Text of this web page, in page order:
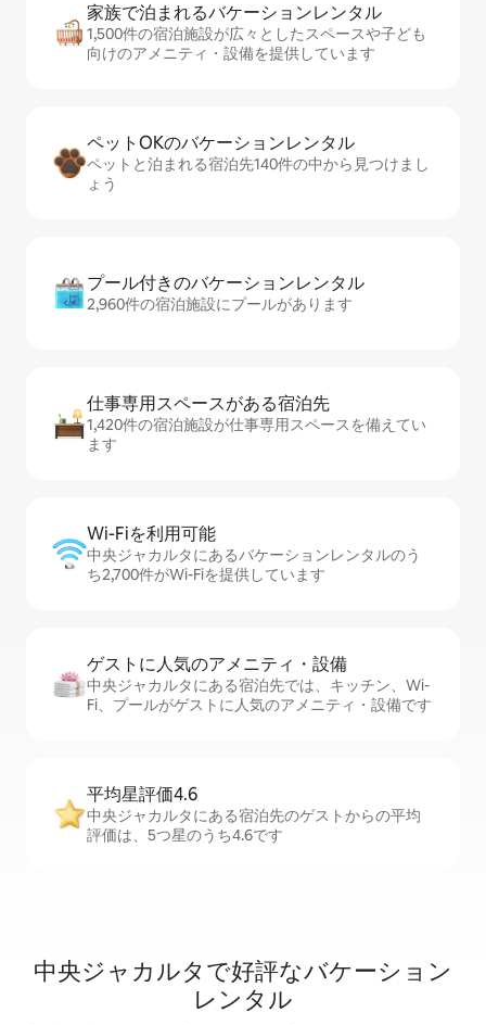
家族で泊まれるバ⁠ケ⁠ー⁠シ⁠ョ⁠ンレ⁠ン⁠タ⁠ル
1,500件の宿泊施設が広々としたスペースや子ども
向けのアメニティ・設備を提供しています
ペットOKのバ⁠ケ⁠ー⁠シ⁠ョ⁠ンレ⁠ン⁠タ⁠ル
ペットと泊まれる宿泊先140件の中から見つけまし
ょう
プール付きのバ⁠ケ⁠ー⁠シ⁠ョ⁠ンレ⁠ン⁠タ⁠ル
2,960件の宿泊施設にプールがあります
仕事専用ス⁠ペ⁠ー⁠スがあ⁠る宿⁠泊⁠先
1,420件の宿泊施設が仕事専用スペースを備えてい
ます
Wi-Fiを利⁠用⁠可⁠能
中央ジャカルタにあるバケーションレンタルのう
ち2,700件がWi-Fiを提供しています
ゲストに人⁠気⁠のア⁠メ⁠ニ⁠テ⁠ィ・設⁠備
中央ジャカルタにある宿泊先では、キッチン、Wi-
Fi、プールがゲストに人気のアメニティ・設備です
平均星評価4.6
中央ジャカルタにある宿泊先のゲストからの平均
評価は、5つ星のうち4.6です
中央ジャカルタで好評なバケーション
レンタル